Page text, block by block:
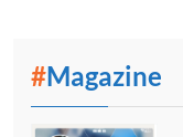
#Magazine